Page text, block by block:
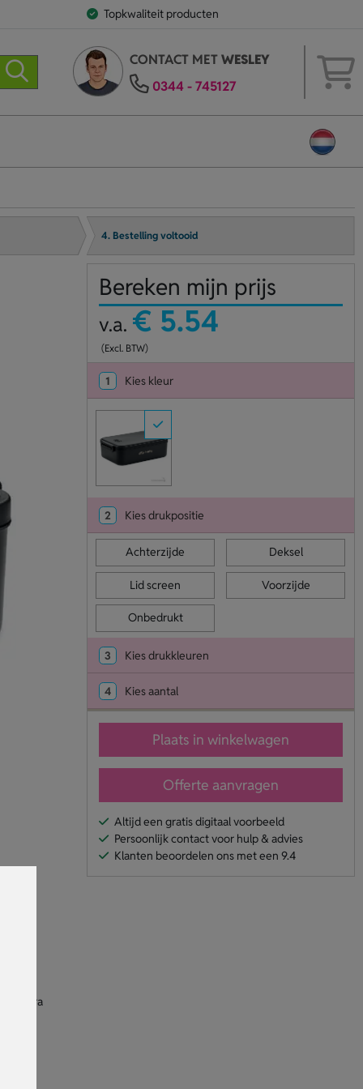
Topkwaliteit producten
CONTACT METWESLEY
0344 - 745127
4. Bestelling voltooid
extra
Bereken mijn prijs
v.a. € 5.54
(Excl. BTW)
1 Kies kleur
2 Kies drukpositie
Achterzijde Deksel
Lid screen Voorzijde
Onbedrukt
3 Kies drukkleuren
4 Kies aantal
Plaats in winkelwagen
Offerte aanvragen
Altijd een gratis digitaal voorbeeld
Persoonlijk contact voor hulp & advies
Klanten beoordelen ons met een 9.4